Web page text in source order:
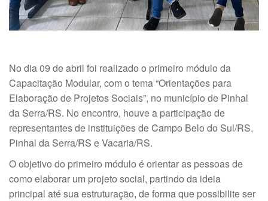
No dia 09 de abril foi realizado o primeiro módulo da
Capacitação Modular, com o tema “Orientações para
Elaboração de Projetos Sociais”, no município de Pinhal
da Serra/RS. No encontro, houve a participação de
representantes de instituições de Campo Belo do Sul/RS,
Pinhal da Serra/RS e Vacaria/RS.
O objetivo do primeiro módulo é orientar as pessoas de
como elaborar um projeto social, partindo da ideia
principal até sua estruturação, de forma que possibilite ser